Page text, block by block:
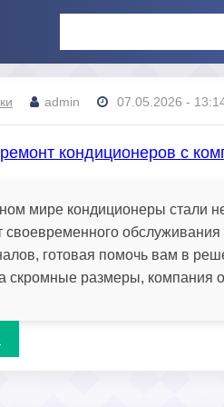
admin 07.05.2026 -
кондиционеров с
мире кондиционеры стали
своевременного
готовая помочь вам в
скромные размеры, компания